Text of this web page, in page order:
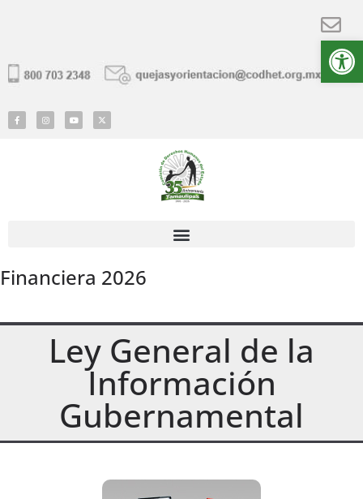
Financiera 2026
Ley General de la
Información
Gubernamental